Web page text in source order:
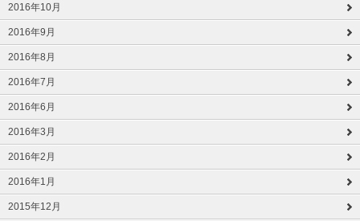
2016年10月
2016年9月
2016年8月
2016年7月
2016年6月
2016年3月
2016年2月
2016年1月
2015年12月